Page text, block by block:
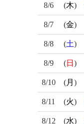
8/6 (木)
8/7 (金)
8/8 (土)
8/9 (日 )
8/10 (月 )
8/11 (火)
8/12 (水)